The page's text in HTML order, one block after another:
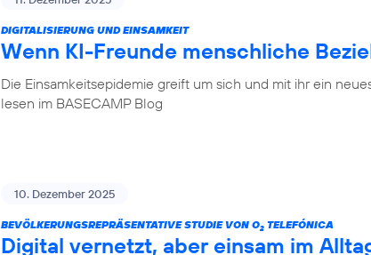
DIGITALISIERUNG UND EINSAMKEIT
Wenn KI-Freunde menschliche
Die Einsamkeitsepidemie greift um sich und mit ihr ein
lesen im BASECAMP Blog
10. Dezember 2025
BEVÖLKERUNGSREPRÄSENTATIVE STUDIE VON O2 TELEFÓNICA
Digital vernetzt, aber einsam im